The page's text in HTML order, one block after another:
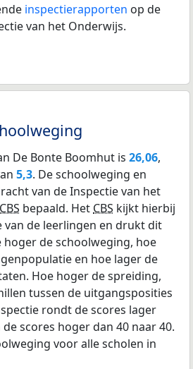
inspectierapporten op de
van het Onderwijs.
De Bonte Boomhut is 26,06,
5,3. De schoolweging en
van de Inspectie van het
CBS bepaald. Het CBS kijkt hierbij
van de leerlingen en drukt dit
hoger de schoolweging, hoe
en hoe lager de
Hoe hoger de spreiding,
tussen de uitgangsposities
rondt de scores lager
scores hoger dan 40 naar 40.
voor alle scholen in